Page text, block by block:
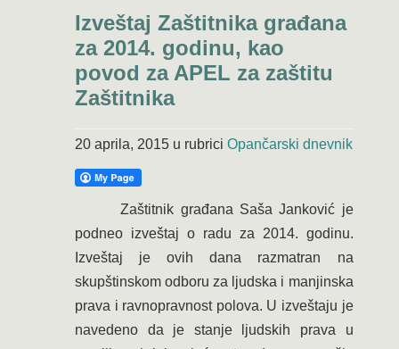
Izveštaj Zaštitnika građana
za 2014. godinu, kao
povod za APEL za zaštitu
Zaštitnika
20 aprila, 2015 u rubrici Opančarski dnevnik
Zaštitnik građana Saša Janković je
podneo izveštaj o radu za 2014. godinu.
Izveštaj je ovih dana razmatran na
skupštinskom odboru za ljudska i manjinska
prava i ravnopravnost polova. U izveštaju je
navedeno da je stanje ljudskih prava u